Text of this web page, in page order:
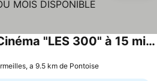
La Villa Jacuzzi et Cinéma "LES 300" à 15 min de Paris JO 2024 et du Stade de France TARIFS PRIVILEGES SEMAINE OU MOIS DISPONIBLE
a 9.5 km de Pontoise